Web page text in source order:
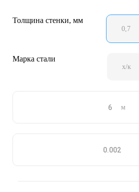
Толщина стенки, мм
0,7
Марка стали
х/к
м